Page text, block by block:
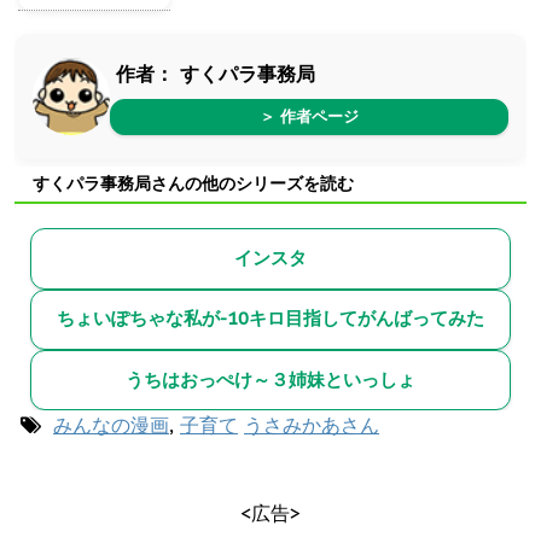
作者： すくパラ事務局
＞ 作者ページ
すくパラ事務局さんの他のシリーズを読む
インスタ
ちょいぽちゃな私が-10キロ目指してがんばってみた
うちはおっぺけ～３姉妹といっしょ
みんなの漫画, 子育て うさみかあさん
<広告>